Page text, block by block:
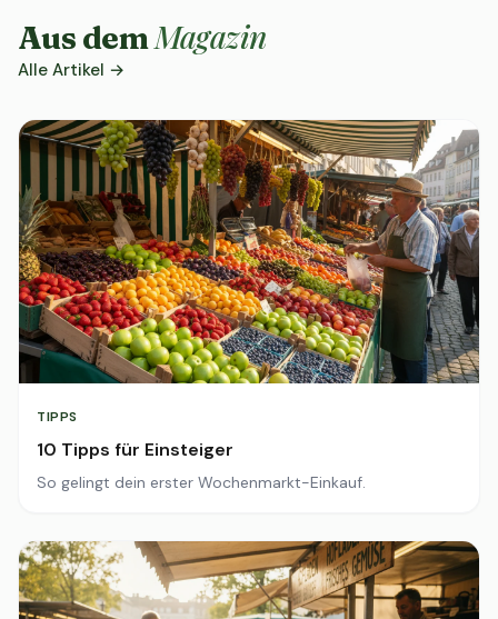
Aus demMagazin
Alle Artikel →
TIPPS
10 Tipps für Einsteiger
So gelingt dein erster Wochenmarkt-Einkauf.